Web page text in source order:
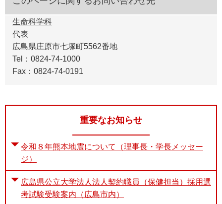
生命科学科
代表
広島県庄原市七塚町5562番地
Tel：0824-74-1000
Fax：0824-74-0191
重要なお知らせ
令和８年熊本地震について（理事長・学長メッセー
ジ）
広島県公立大学法人法人契約職員（保健担当）採用選
考試験受験案内（広島市内）